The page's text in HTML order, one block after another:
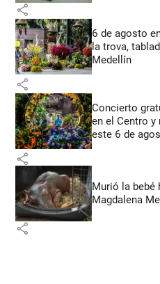
share
6 de agosto
la trova,
Medellín
share
Concierto
en el Centro y
este 6 de
share
Murió la bebé
Magdalena
share